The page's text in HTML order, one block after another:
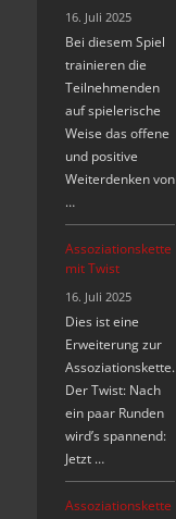
16. Juli 2025
Bei diesem Spiel
trainieren die
Teilnehmenden
auf spielerische
Weise das offene
und positive
Weiterdenken von
…
Assoziationskette
mit Twist
16. Juli 2025
Dies ist eine
Erweiterung zur
Assoziationskette.
Der Twist: Nach
ein paar Runden
wird’s spannend:
Jetzt …
Assoziationskette